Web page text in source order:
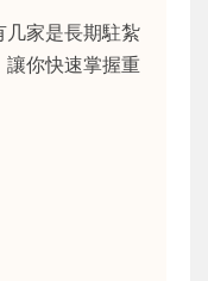
几家是長期駐紮
讓你快速掌握重